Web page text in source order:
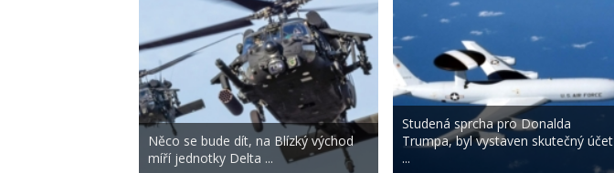
Něco se bude dít, na Blízký východ
míří jednotky Delta ...
Studená sprcha pro Donalda
Trumpa, byl vystaven skutečný účet
...